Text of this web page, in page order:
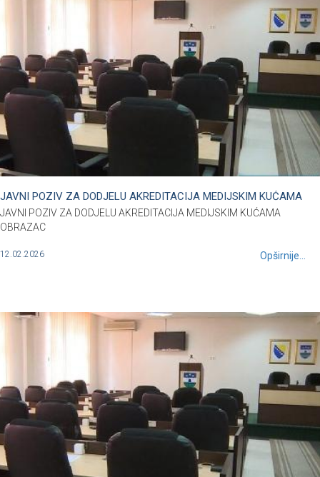
JAVNI POZIV ZA DODJELU AKREDITACIJA MEDIJSKIM KUĆAMA
JAVNI POZIV ZA DODJELU AKREDITACIJA MEDIJSKIM KUĆAMA
OBRAZAC
12.02.2026 Opširnije...